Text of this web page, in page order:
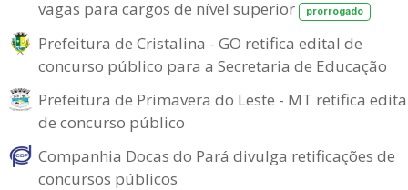
vagas para cargos de nível superior
prorrogado
Prefeitura de Cristalina - GO retifica edital de
concurso público para a Secretaria de Educação
Prefeitura de Primavera do Leste - MT retifica
de concurso público
Companhia Docas do Pará divulga retificações de
concursos públicos